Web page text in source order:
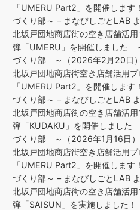
「UMERU Part2」を開催しま
づくり部～ – まなびしごとLAB
北坂戸団地商店街の空き店舗活
弾「UMERU」を開催しました
づくり部 ～（2026年2月20日）
北坂戸団地商店街空き店舗活用
「UMERU Part2」を開催しま
づくり部～ – まなびしごとLAB
北坂戸団地商店街の空き店舗活
弾「KUDAKU」を開催しまし
づくり部 ～（2026年1月16日）
北坂戸団地商店街空き店舗活用
「UMERU Part2」を開催しま
づくり部～ – まなびしごとLAB
北坂戸団地商店街の空き店舗活
弾「SAISUN」を実施しました